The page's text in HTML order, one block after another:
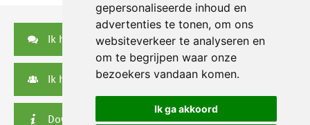
gepersonaliseerde inhoud en
advertenties te tonen, om ons
websiteverkeer te analyseren en
om te begrijpen waar onze
bezoekers vandaan komen.
Ik ga akkoord
Ik heb een vraag
Ik heb een serviceverzoek
Downloads